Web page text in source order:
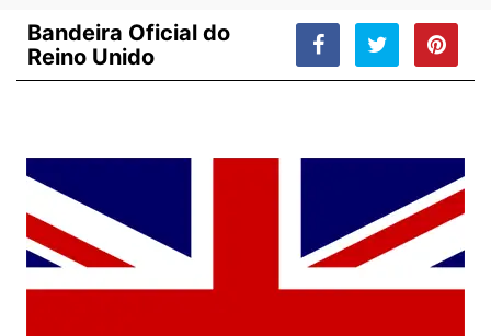
Bandeira Oficial do
Reino Unido